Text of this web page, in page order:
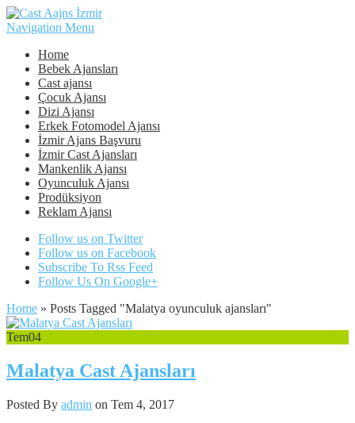
Navigation Menu
Home
Bebek Ajansları
Cast ajansı
Çocuk Ajansı
Dizi Ajansı
Erkek Fotomodel Ajansı
İzmir Ajans Başvuru
İzmir Cast Ajansları
Mankenlik Ajansı
Oyunculuk Ajansı
Prodüksiyon
Reklam Ajansı
Follow us on Twitter
Follow us on Facebook
Subscribe To Rss Feed
Follow Us On Google+
Home » Posts Tagged "Malatya oyunculuk ajansları"
Tem04
Malatya Cast Ajansları
Posted By admin on Tem 4, 2017